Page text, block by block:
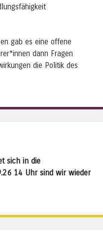
gab es eine offene
dann Fragen
die Politik des
sich in die
14 Uhr sind wir wieder